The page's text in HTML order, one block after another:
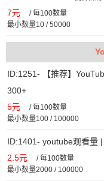
7元 /每100数量
最小数量10 / 50000
ID:1251- 【推荐】
300+
5元 /每100数量
最小数量100 / 100000
ID:1401- youtube观看量
2.5元 /每100数量
最小数量2000 / 100000